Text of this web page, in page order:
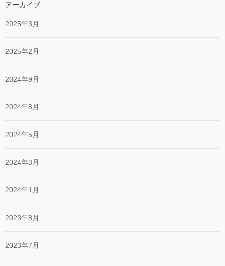
アーカイブ
2025年3月
2025年2月
2024年9月
2024年8月
2024年5月
2024年3月
2024年1月
2023年8月
2023年7月